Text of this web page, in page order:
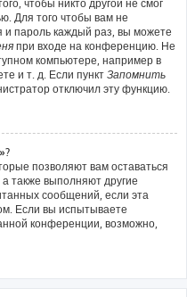
чтобы никто другой не смог
Для того чтобы вам не
и пароль каждый раз, вы можете
при входе на конференцию. Не
компьютере, например в
и т. д. Если пункт Запомнить
отключил эту функцию.
позволяют вам оставаться
также выполняют другие
сообщений, если эта
Если вы испытываете
конференции, возможно,